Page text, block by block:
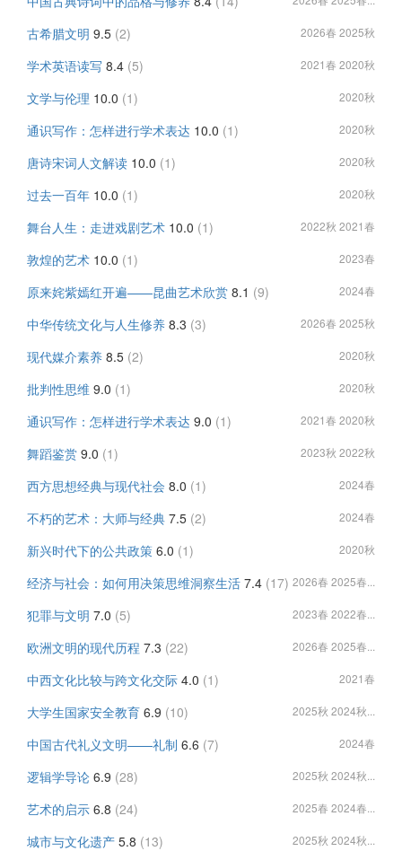
古希腊文明 9.5 (2) 2026春 2025秋
学术英语读写 8.4 (5) 2021春 2020秋
文学与伦理 10.0 (1) 2020秋
通识写作：怎样进行学术表达 10.0 (1) 2020秋
唐诗宋词人文解读 10.0 (1) 2020秋
过去一百年 10.0 (1) 2020秋
舞台人生：走进戏剧艺术 10.0 (1) 2022秋 2021春
敦煌的艺术 10.0 (1) 2023春
原来姹紫嫣红开遍——昆曲艺术欣赏 8.1 (9) 2024春
中华传统文化与人生修养 8.3 (3) 2026春 2025秋
现代媒介素养 8.5 (2) 2020秋
批判性思维 9.0 (1) 2020秋
通识写作：怎样进行学术表达 9.0 (1) 2021春 2020秋
舞蹈鉴赏 9.0 (1) 2023秋 2022秋
西方思想经典与现代社会 8.0 (1) 2024春
不朽的艺术：大师与经典 7.5 (2) 2024春
新兴时代下的公共政策 6.0 (1) 2020秋
经济与社会：如何用决策思维洞察生活 7.4 (17) 2026春 2025春...
犯罪与文明 7.0 (5) 2023春 2022春...
欧洲文明的现代历程 7.3 (22) 2026春 2025春...
中西文化比较与跨文化交际 4.0 (1) 2021春
大学生国家安全教育 6.9 (10) 2025秋 2024秋...
中国古代礼义文明——礼制 6.6 (7) 2024春
逻辑学导论 6.9 (28) 2025秋 2024秋...
艺术的启示 6.8 (24) 2025春 2024春...
城市与文化遗产 5.8 (13) 2025秋 2024秋...